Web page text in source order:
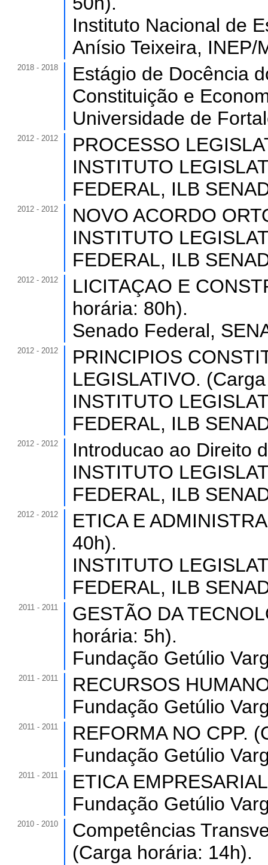
Instituto Nacional de
Anísio Teixeira, INEP/
2018 - 2018
Estágio de Docência
Constituição e
Universidade de
2012 - 2012
PROCESSO
INSTITUTO
FEDERAL, ILB
2012 - 2012
NOVO ACORDO
INSTITUTO
FEDERAL, ILB
2012 - 2012
LICITAÇAO E
horária: 80h).
Senado Federal,
2012 - 2012
PRINCIPIOS
LEGISLATIVO.
INSTITUTO
FEDERAL, ILB
2012 - 2012
Introducao ao Direito
INSTITUTO
FEDERAL, ILB
2012 - 2012
ETICA E
40h).
INSTITUTO
FEDERAL, ILB
2011 - 2011
GESTÃO DA
horária: 5h).
Fundação Getúlio
2011 - 2011
RECURSOS
Fundação Getúlio
2011 - 2011
REFORMA NO CPP.
Fundação Getúlio
2011 - 2011
ETICA
Fundação Getúlio
2010 - 2010
Competências
(Carga horária: 14h).